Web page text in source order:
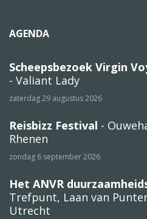
AGENDA
Scheepsbezoek Virgin
- Valiant Lady
zaterdag 29 augustus 2026
Reisbizz Festival -
Rhenen
zondag 6 september 2026
Het ANVR
Trefpunt, Laan van
Utrecht